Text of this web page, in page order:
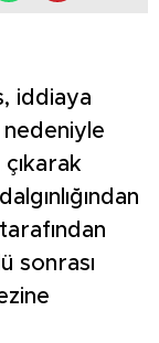
iddiaya
çıkarak
sonrası